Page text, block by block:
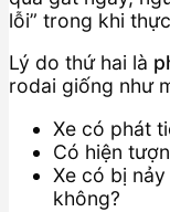
lỗi” trong khi
Lý do thứ hai là
rodai giống như
Xe có phát
Có hiện
Xe có bị
không?